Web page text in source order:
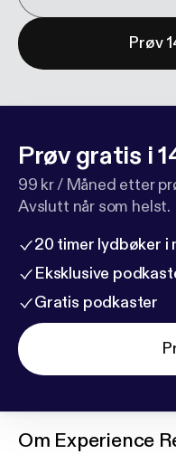
Prøv
Prøv gratis i
99 kr / Måned etter
Avslutt når som helst.
20 timer lydbøker i
Eksklusive
Gratis podkaster
Om Experience